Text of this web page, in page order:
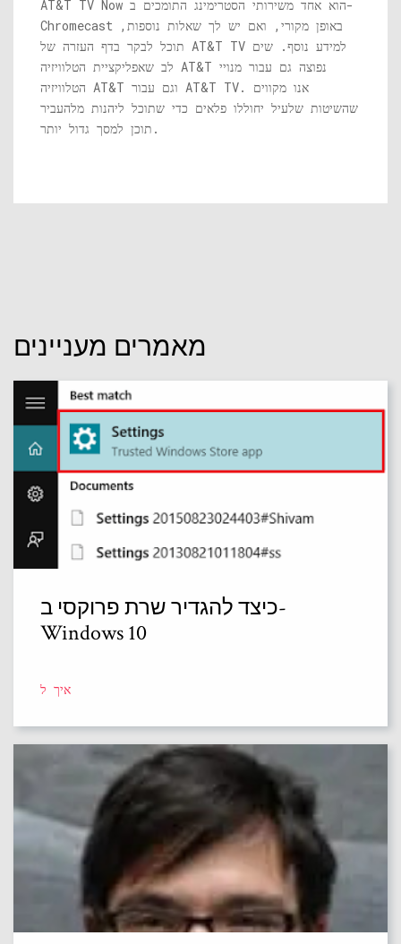
AT&T TV Now הוא אחד משירותי הסטרימינג התומכים ב-
Chromecast באופן מקורי, ואם יש לך שאלות נוספות,
תוכל לבקר בדף העזרה של AT&T TV למידע נוסף. שים
לב שאפליקציית הטלוויזיה AT&T נפוצה גם עבור מנויי
הטלוויזיה AT&T וגם עבור AT&T TV. אנו מקווים
שהשיטות שלעיל יחוללו פלאים כדי שתוכל ליהנות מלהעביר
תוכן למסך גדול יותר.
מאמרים מעניינים
כיצד להגדיר שרת פרוקסי ב-
Windows 10
איך ל